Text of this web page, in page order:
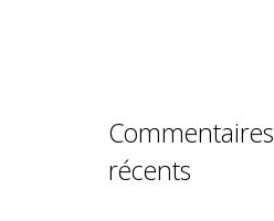
Commentaires
récents